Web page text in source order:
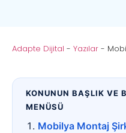
Adapte Dijital - Yazılar -
KONUNUN BAŞLIK VE
MENÜSÜ
Mobilya Montaj